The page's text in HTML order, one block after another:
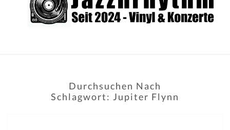
Seit
2024 –
Durchsuchen Nach
Schlagwort: Jupiter Flynn